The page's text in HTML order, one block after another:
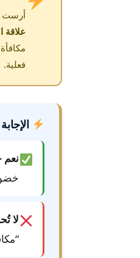
أرست
علاقة
فعلية.
نعم
لا